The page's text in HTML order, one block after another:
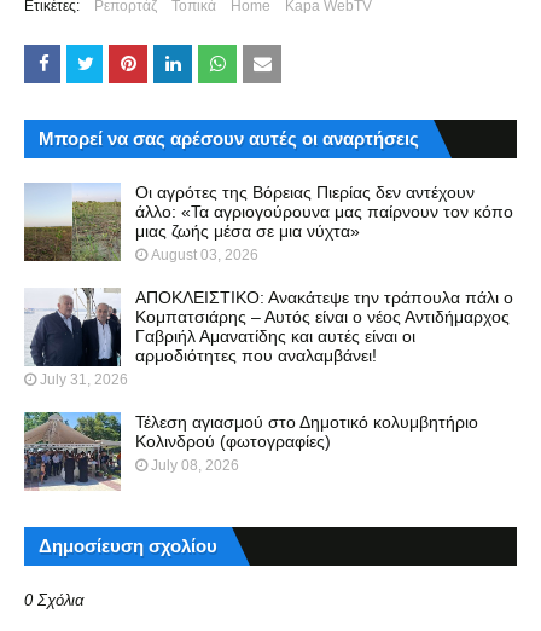
Ετικέτες: Ρεπορτάζ Τοπικά Home Kapa WebTV
Μπορεί να σας αρέσουν αυτές οι αναρτήσεις
Οι αγρότες της Βόρειας Πιερίας δεν αντέχουν
άλλο: «Τα αγριογούρουνα μας παίρνουν τον κόπο
μιας ζωής μέσα σε μια νύχτα»
August 03, 2026
ΑΠΟΚΛΕΙΣΤΙΚΟ: Ανακάτεψε την τράπουλα πάλι ο
Κομπατσιάρης – Αυτός είναι ο νέος Αντιδήμαρχος
Γαβριήλ Αμανατίδης και αυτές είναι οι
αρμοδιότητες που αναλαμβάνει!
July 31, 2026
Τέλεση αγιασμού στο Δημοτικό κολυμβητήριο
Κολινδρού (φωτογραφίες)
July 08, 2026
Δημοσίευση σχολίου
0 Σχόλια